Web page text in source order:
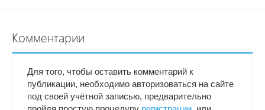
Комментарии
Для того, чтобы оставить комментарий к
публикации, необходимо авторизоваться на сайте
под своей учётной записью, предварительно